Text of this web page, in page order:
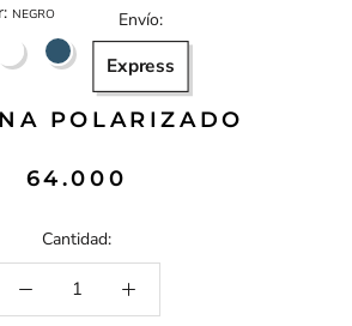
NEGRO
NEGRO
TORTOISE
AZUL
TORTOISE
Envío:
Express
POLARIZADO
64.000
Cantidad: